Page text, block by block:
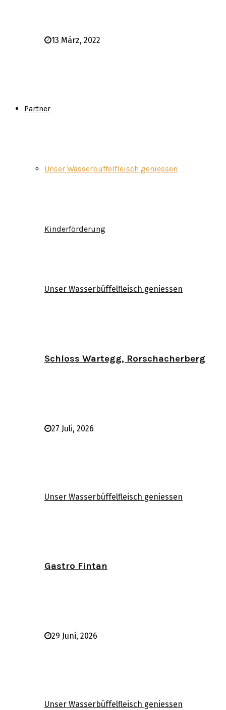
13 März, 2022
Partner
Unser Wasserbüffelfleisch geniessen
Kinderförderung
Unser Wasserbüffelfleisch geniessen
Schloss Wartegg, Rorschacherberg
27 Juli, 2026
Unser Wasserbüffelfleisch geniessen
Gastro Fintan
29 Juni, 2026
Unser Wasserbüffelfleisch geniessen